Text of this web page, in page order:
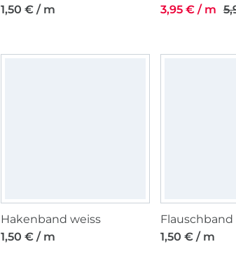
1,50 € / m
3,95 € / m
Hakenband weiss
1,50 € / m
Flauschband
1,50 € / m